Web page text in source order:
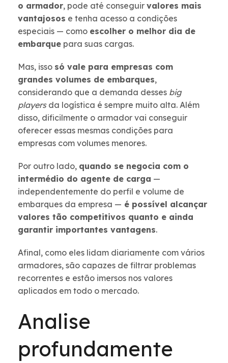
o armador, pode até conseguir valores mais
vantajosos e tenha acesso a condições
especiais — como escolher o melhor dia de
embarque para suas cargas.
Mas, isso só vale para empresas com
grandes volumes de embarques,
considerando que a demanda desses big
playersda logística é sempre muito alta. Além
disso, dificilmente o armador vai conseguir
oferecer essas mesmas condições para
empresas com volumes menores.
Por outro lado, quando se negocia com o
intermédio do agente de carga —
independentemente do perfil e volume de
embarques da empresa — é possível alcançar
valores tão competitivos quanto e ainda
garantir importantes vantagens.
Afinal, como eles lidam diariamente com vários
armadores, são capazes de filtrar problemas
recorrentes e estão imersos nos valores
aplicados em todo o mercado.
Analise
profundamente